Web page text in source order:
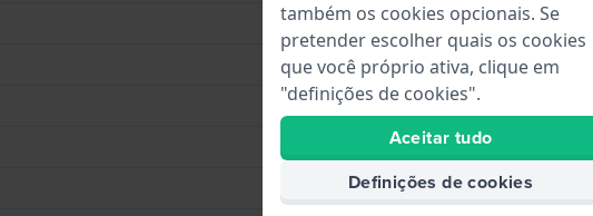
20 mm
Cinzento
Cinzento
Fecho
Prata
também os cookies opcionais. Se
pretender escolher quais os cookies
que você próprio ativa, clique em
"definições de cookies".
Aceitar tudo
Definições de cookies